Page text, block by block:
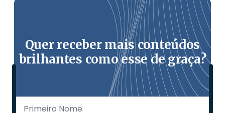
Quer receber mais conteúdos
brilhantes como esse de graça?